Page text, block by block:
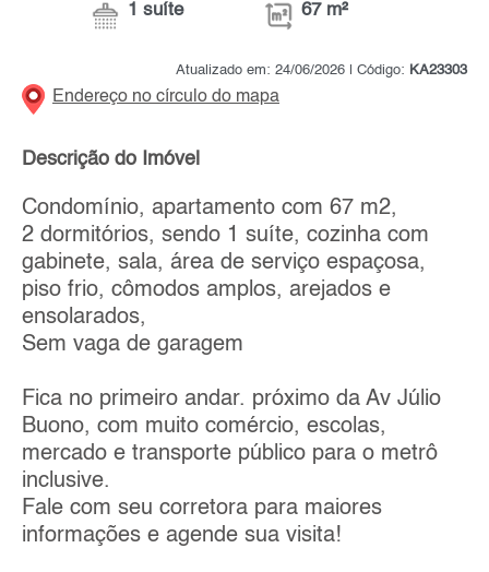
1 suíte 67 m²
Atualizado em: 24/06/2026 | Código: KA23303
Endereço no círculo do mapa
Descrição do Imóvel
Condomínio, apartamento com 67 m2,
2 dormitórios, sendo 1 suíte, cozinha com
gabinete, sala, área de serviço espaçosa,
piso frio, cômodos amplos, arejados e
ensolarados,
Sem vaga de garagem
Fica no primeiro andar. próximo da Av Júlio
Buono, com muito comércio, escolas,
mercado e transporte público para o metrô
inclusive.
Fale com seu corretora para maiores
informações e agende sua visita!